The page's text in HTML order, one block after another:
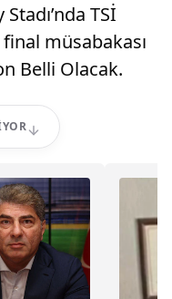
TSİ
müsabakası
Belli Olacak.